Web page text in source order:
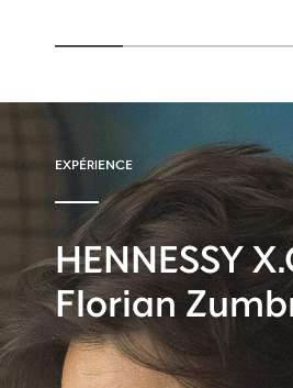
EXPÉRIENCE
HENNESSY
Florian